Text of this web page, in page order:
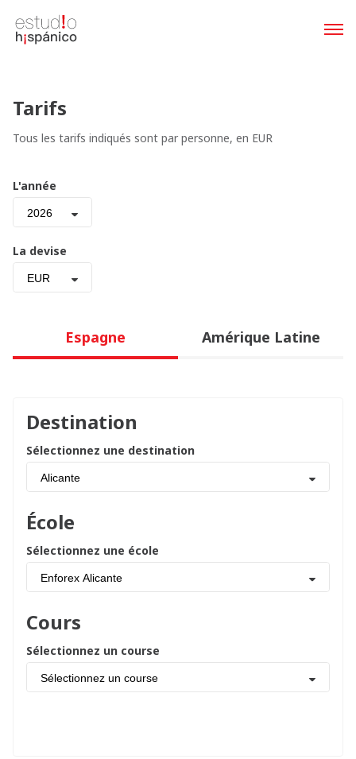
Tarifs
Tous les tarifs indiqués sont par personne, en EUR
L'année
2026
La devise
EUR
Espagne Amérique Latine
Destination
Sélectionnez une destination
Alicante
École
Sélectionnez une école
Enforex Alicante
Cours
Sélectionnez un course
Sélectionnez un course